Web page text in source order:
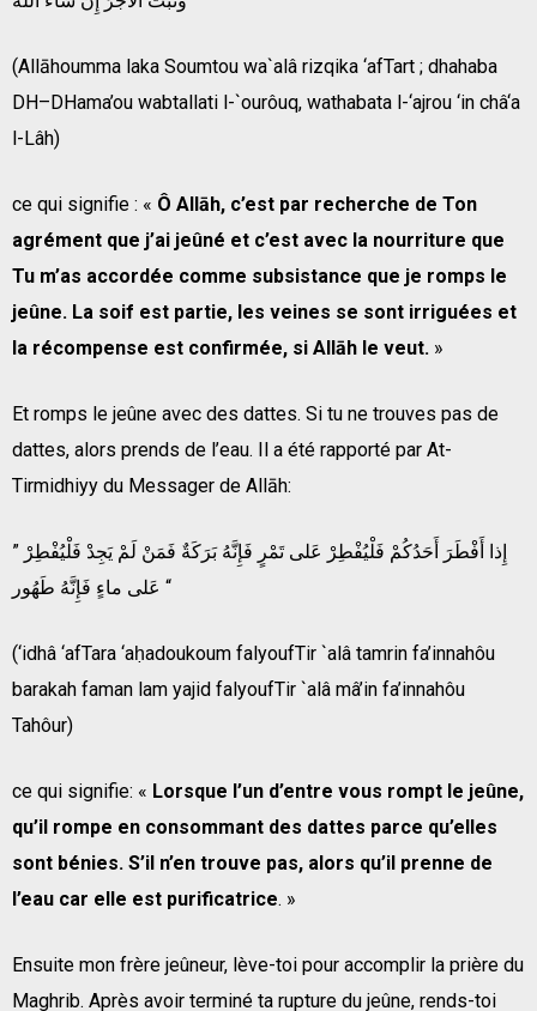
(Allāhoumma laka Soumtou wa`alâ rizqika ‘afTart ; dhahaba
DH–DHama’ou wabtallati l-`ourôuq, wathabata l-‘ajrou ‘in châ‘a
l-Lâh)
ce qui signifie : « Ô Allāh, c’est par recherche de Ton
agrément que j’ai jeûné et c’est avec la nourriture que
Tu m’as accordée comme subsistance que je romps le
jeûne. La soif est partie, les veines se sont irriguées et
la récompense est confirmée, si Allāh le veut. »
Et romps le jeûne avec des dattes. Si tu ne trouves pas de
dattes, alors prends de l’eau. Il a été rapporté par At-
Tirmidhiyy du Messager de Allāh:
” إِذا أَفْطَرَ أَحَدُكُمْ فَلْيُفْطِرْ عَلى تَمْرٍ فَإِنَّهُ بَرَكَةٌ فَمَنْ لَمْ يَجِدْ فَلْيُفْطِرْ
عَلى ماءٍ فَإِنَّهُ طَهُور “
(‘idhâ ‘afTara ‘aḥadoukoum falyoufTir `alâ tamrin fa’innahôu
barakah faman lam yajid falyoufTir `alâ mâ’in fa’innahôu
Tahôur)
ce qui signifie: « Lorsque l’un d’entre vous rompt le jeûne,
qu’il rompe en consommant des dattes parce qu’elles
sont bénies. S’il n’en trouve pas, alors qu’il prenne de
l’eau car elle est purificatrice. »
Ensuite mon frère jeûneur, lève-toi pour accomplir la prière du
Maghrib. Après avoir terminé ta rupture du jeûne, rends-toi